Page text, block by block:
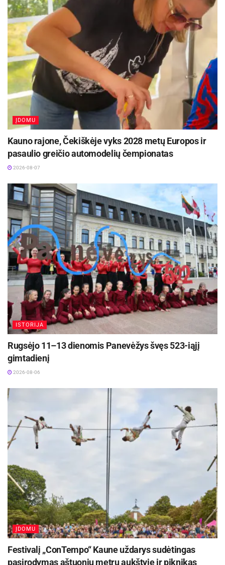
2026-08-07
Prasidėjo Respublikinis tapytojų pleneras
„Kėdainiai abipus Nevėžio“!
2026-08-07
Gegužės 29 d. 8.30 val. Vilniaus g. 44 bus duotas
oficialus ralio startas, o 8.45 val. prie Molėtų
sporto centro prasidės rungtis „Febi I“.
„Press rally“ – vienas žinomiausių žurnalistų
automobilių ralių Baltijos šalyse, kasmet
suburiantis automobilių sporto, žiniasklaidos ir
Šaltinis: Molėtų rajono savivaldybė
Žymos: Savivalda
ĮDOMU
Kauno rajone, Čekiškėje vyks 2028 metų Europos ir
pasaulio greičio automodelių čempionatas
2026-08-07
ISTORIJA
Rugsėjo 11–13 dienomis Panevėžys švęs 523-iąjį
gimtadienį
2026-08-06
ĮDOMU
Festivalį „ConTempo“ Kaune uždarys sudėtingas
pasirodymas aštuonių metrų aukštyje ir piknikas